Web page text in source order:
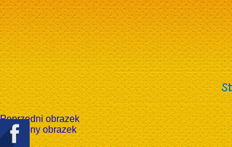
Poprzedni obrazek
Następny obrazek